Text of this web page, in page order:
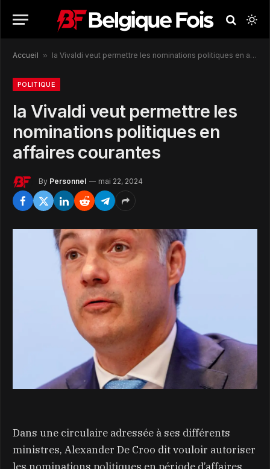
Accueil » la Vivaldi veut permettre les nominations politiques en affaires courantes
POLITIQUE
la Vivaldi veut permettre les
nominations politiques en
affaires courantes
By Personnel mai 22, 2024
Dans une circulaire adressée à ses différents
ministres, Alexander De Croo dit vouloir autoriser
les nominations politiques en période d’affaires